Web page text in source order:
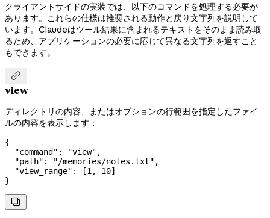
クライアントサイドの実装では、以下のコマンドを処理する必要が
あります。これらの仕様は推奨される動作と戻り文字列を説明して
います。Claudeはツール結果に含まれるテキストをそのまま読み取
るため、アプリケーションの必要に応じて異なる文字列を返すこと
もできます。

view
ディレクトリの内容、またはオプションの行範囲を指定したファイ
ルの内容を表示します：
{
  "command"
: "view" ,
  "path"
: "/memories/notes.txt" ,
  "view_range"
: [1, 10]
}
